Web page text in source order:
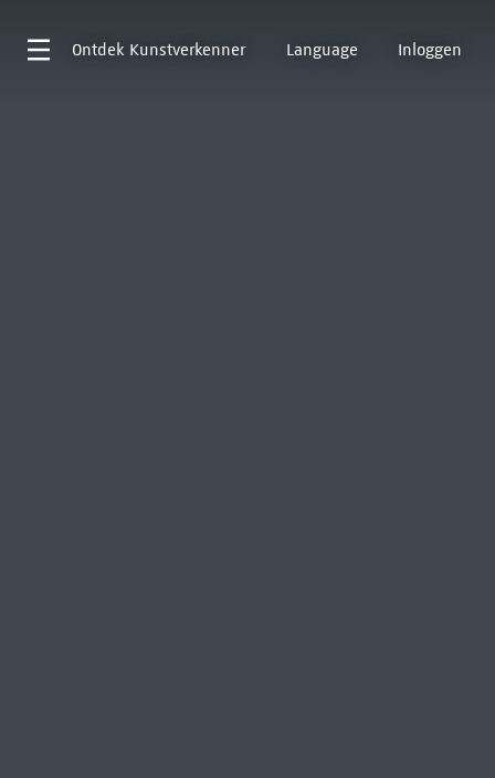
Ontdek Kunstverkenner Language Inloggen